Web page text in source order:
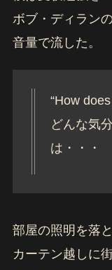
ボブ・ディラン
音量で流した。
“How
どんな気
は・・・
部屋の照明を落
カーテン越しに